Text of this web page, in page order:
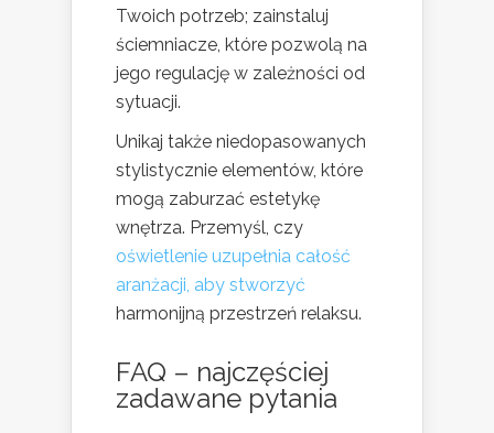
Twoich potrzeb; zainstaluj
ściemniacze, które pozwolą na
jego regulację w zależności od
sytuacji.
Unikaj także niedopasowanych
stylistycznie elementów, które
mogą zaburzać estetykę
wnętrza. Przemyśl, czy
oświetlenie uzupełnia całość
aranżacji, aby stworzyć
harmonijną przestrzeń relaksu.
FAQ – najczęściej
zadawane pytania